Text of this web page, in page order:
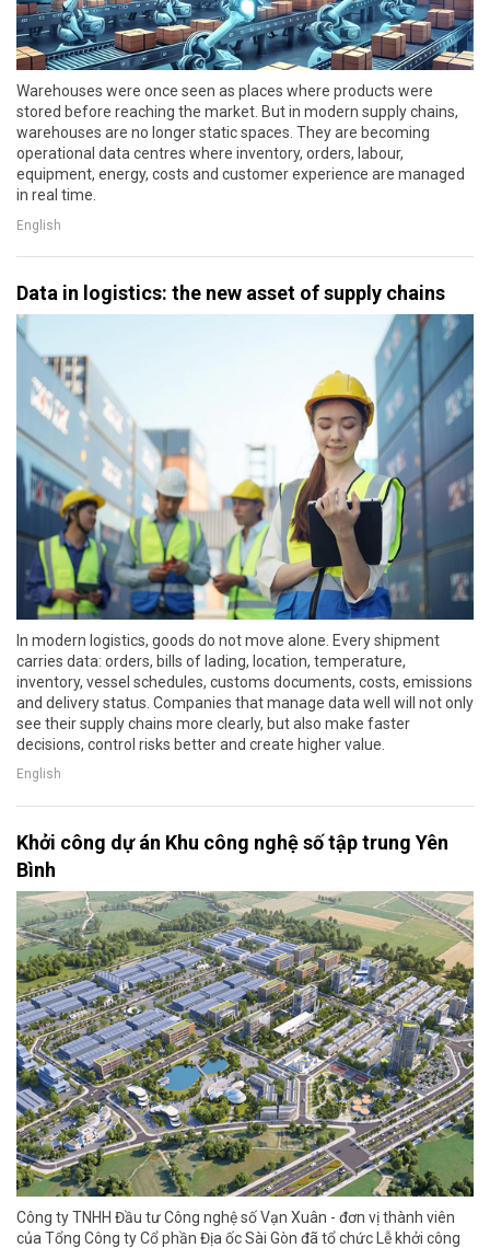
Warehouses were once seen as places where products were
stored before reaching the market. But in modern supply chains,
warehouses are no longer static spaces. They are becoming
operational data centres where inventory, orders, labour,
equipment, energy, costs and customer experience are managed
in real time.
English
Data in logistics: the new asset of supply chains
In modern logistics, goods do not move alone. Every shipment
carries data: orders, bills of lading, location, temperature,
inventory, vessel schedules, customs documents, costs, emissions
and delivery status. Companies that manage data well will not only
see their supply chains more clearly, but also make faster
decisions, control risks better and create higher value.
English
Khởi công dự án Khu công nghệ số tập trung Yên
Bình
Công ty TNHH Đầu tư Công nghệ số Vạn Xuân - đơn vị thành viên
của Tổng Công ty Cổ phần Địa ốc Sài Gòn đã tổ chức Lễ khởi công